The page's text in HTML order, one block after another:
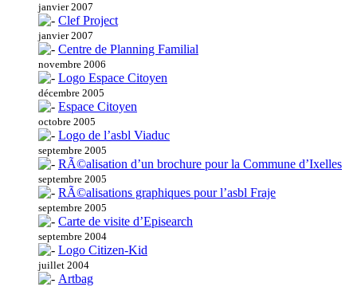
janvier 2007
Clef Project
janvier 2007
Centre de Planning Familial
novembre 2006
Logo Espace Citoyen
décembre 2005
Espace Citoyen
octobre 2005
Logo de l’asbl Viaduc
septembre 2005
RÃ©alisation d’un brochure pour la Commune d’Ixelles
septembre 2005
RÃ©alisations graphiques pour l’asbl Fraje
septembre 2005
Carte de visite d’Episearch
septembre 2004
Logo Citizen-Kid
juillet 2004
Artbag